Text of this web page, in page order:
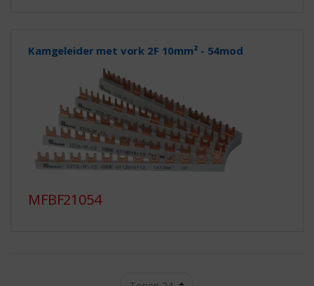
Kamgeleider met vork 2F 10mm² - 54mod
MFBF21054